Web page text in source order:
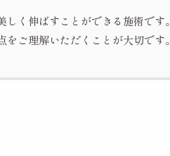
く伸ばすことができる施術です。
ご理解いただくことが大切です。